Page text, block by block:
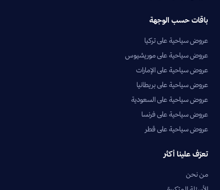
باقات حسب الوجهة
عروض سياحية على تركيا
عروض سياحية على موريشيوس
عروض سياحية على الإمارات
عروض سياحية على بريطانيا
عروض سياحية على السعودية
عروض سياحية على فرنسا
عروض سياحية على قطر
تعرّف علينا أكثر
من نحن